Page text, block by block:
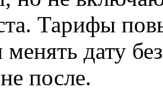
Тарифы
дату
после.